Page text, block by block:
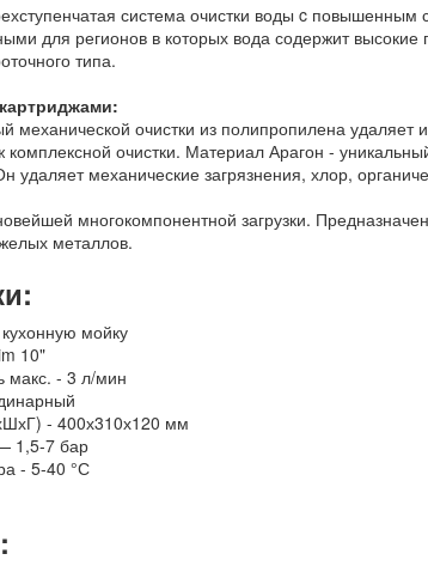
система очистки воды c
для регионов в которых вода содержит высокие
типа.
механической очистки из полипропилена
комплексной очистки. Материал Арагон -
удаляет механические загрязнения, хлор,
многокомпонентной загрузки.
металлов.
мойку
10"
макс. - 3 л/мин
- 400х310х120 мм
1,5-7 бар
- 5-40 °С